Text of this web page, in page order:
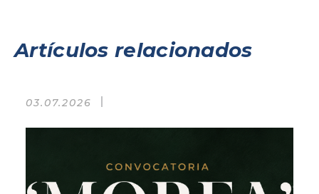
Artículos relacionados
03.07.2026